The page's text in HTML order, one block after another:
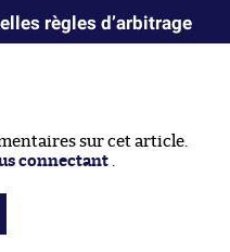
règles d’arbitrage
sur cet article.
connectant .